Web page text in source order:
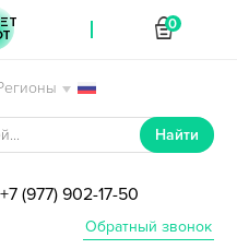
Найти
+7 (977) 902-17-50
Обратный звонок
0